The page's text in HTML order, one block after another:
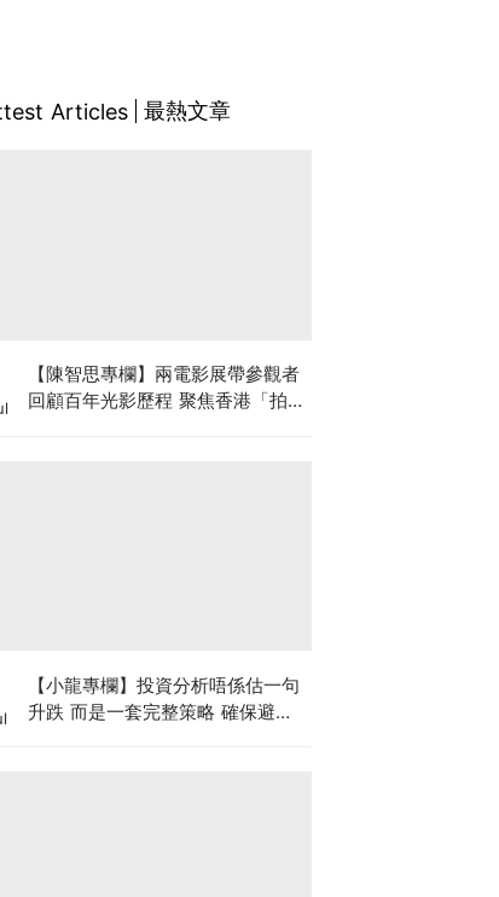
Articles 最熱文章
【陳智思專欄】兩電影展帶參觀者
回顧百年光影歷程 聚焦香港「拍住
【小龍專欄】投資分析唔係估一句
升跌 而是一套完整策略 確保避開